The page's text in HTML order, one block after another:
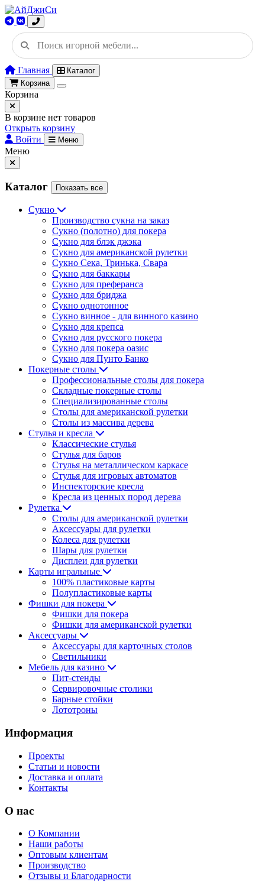
Главная
Каталог
Корзина
Корзина
В корзине нет товаров
Открыть корзину
Войти
Меню
Меню
Каталог Показать все
Сукно
Производство сукна на заказ
Сукно (полотно) для покера
Сукно для блэк джэка
Сукно для американской рулетки
Сукно Сека, Тринька, Свара
Сукно для баккары
Сукно для преферанса
Сукно для бриджа
Сукно однотонное
Сукно винное - для винного казино
Сукно для крепса
Сукно для русского покера
Сукно для покера оазис
Сукно для Пунто Банко
Покерные столы
Профессиональные столы для покера
Складные покерные столы
Специализированные столы
Столы для американской рулетки
Столы из массива дерева
Стулья и кресла
Классические стулья
Стулья для баров
Стулья на металлическом каркасе
Стулья для игровых автоматов
Инспекторские кресла
Кресла из ценных пород дерева
Рулетка
Столы для американской рулетки
Аксессуары для рулетки
Колеса для рулетки
Шары для рулетки
Дисплеи для рулетки
Карты игральные
100% пластиковые карты
Полупластиковые карты
Фишки для покера
Фишки для покера
Фишки для американской рулетки
Аксессуары
Аксессуары для карточных столов
Светильники
Мебель для казино
Пит-стенды
Сервировочные столики
Барные стойки
Лототроны
Информация
Проекты
Статьи и новости
Доставка и оплата
Контакты
О нас
О Компании
Наши работы
Оптовым клиентам
Производство
Отзывы и Благодарности